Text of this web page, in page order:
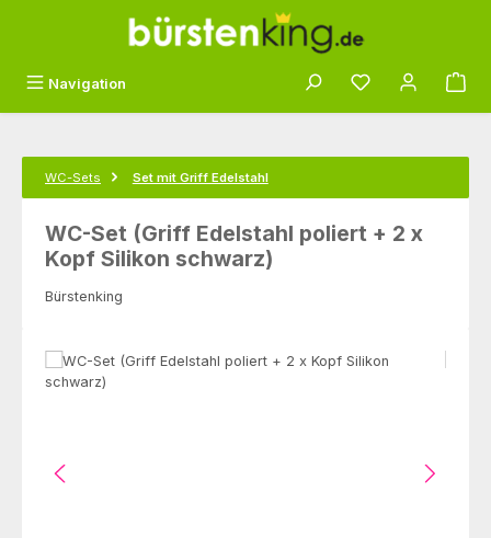
Zum Hauptinhalt springen
Navigation Du hast 0
WC-Sets Set mit Griff Edelstahl
WC-Set (Griff Edelstahl poliert + 2 x
Kopf Silikon schwarz)
Bürstenking
Bildergalerie überspringen